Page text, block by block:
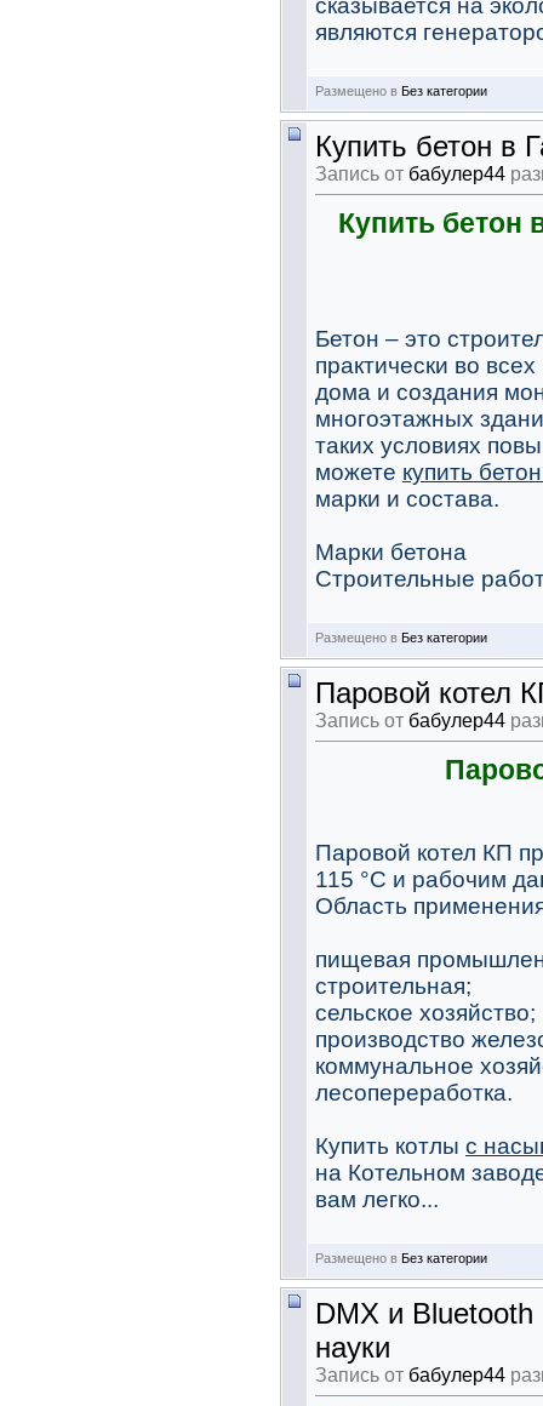
являются
Размещено в Без категории
Купить бетон в
Запись от бабулер44
Купить бетон
Бетон – это
практически во
дома и создания
многоэтажных
таких условиях
можете купить
марки и состава.
Марки бетона
Строительные
Размещено в Без категории
Паровой котел
Запись от бабулер44
Паровой котел КП
115 °С и рабочим
Область
пищевая
строительная;
сельское хозяйство;
производство
коммунальное
лесопереработка.
Купить котлы с
на Котельном
вам легко...
Размещено в Без категории
DMX и
науки
Запись от бабулер44